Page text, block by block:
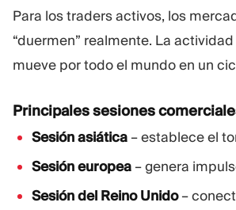
Para los traders activos, los
“duermen” realmente. La
mueve por todo el mundo en un
Principales sesiones
Sesión asiática – establece el
Sesión europea – genera
Sesión del Reino Unido–